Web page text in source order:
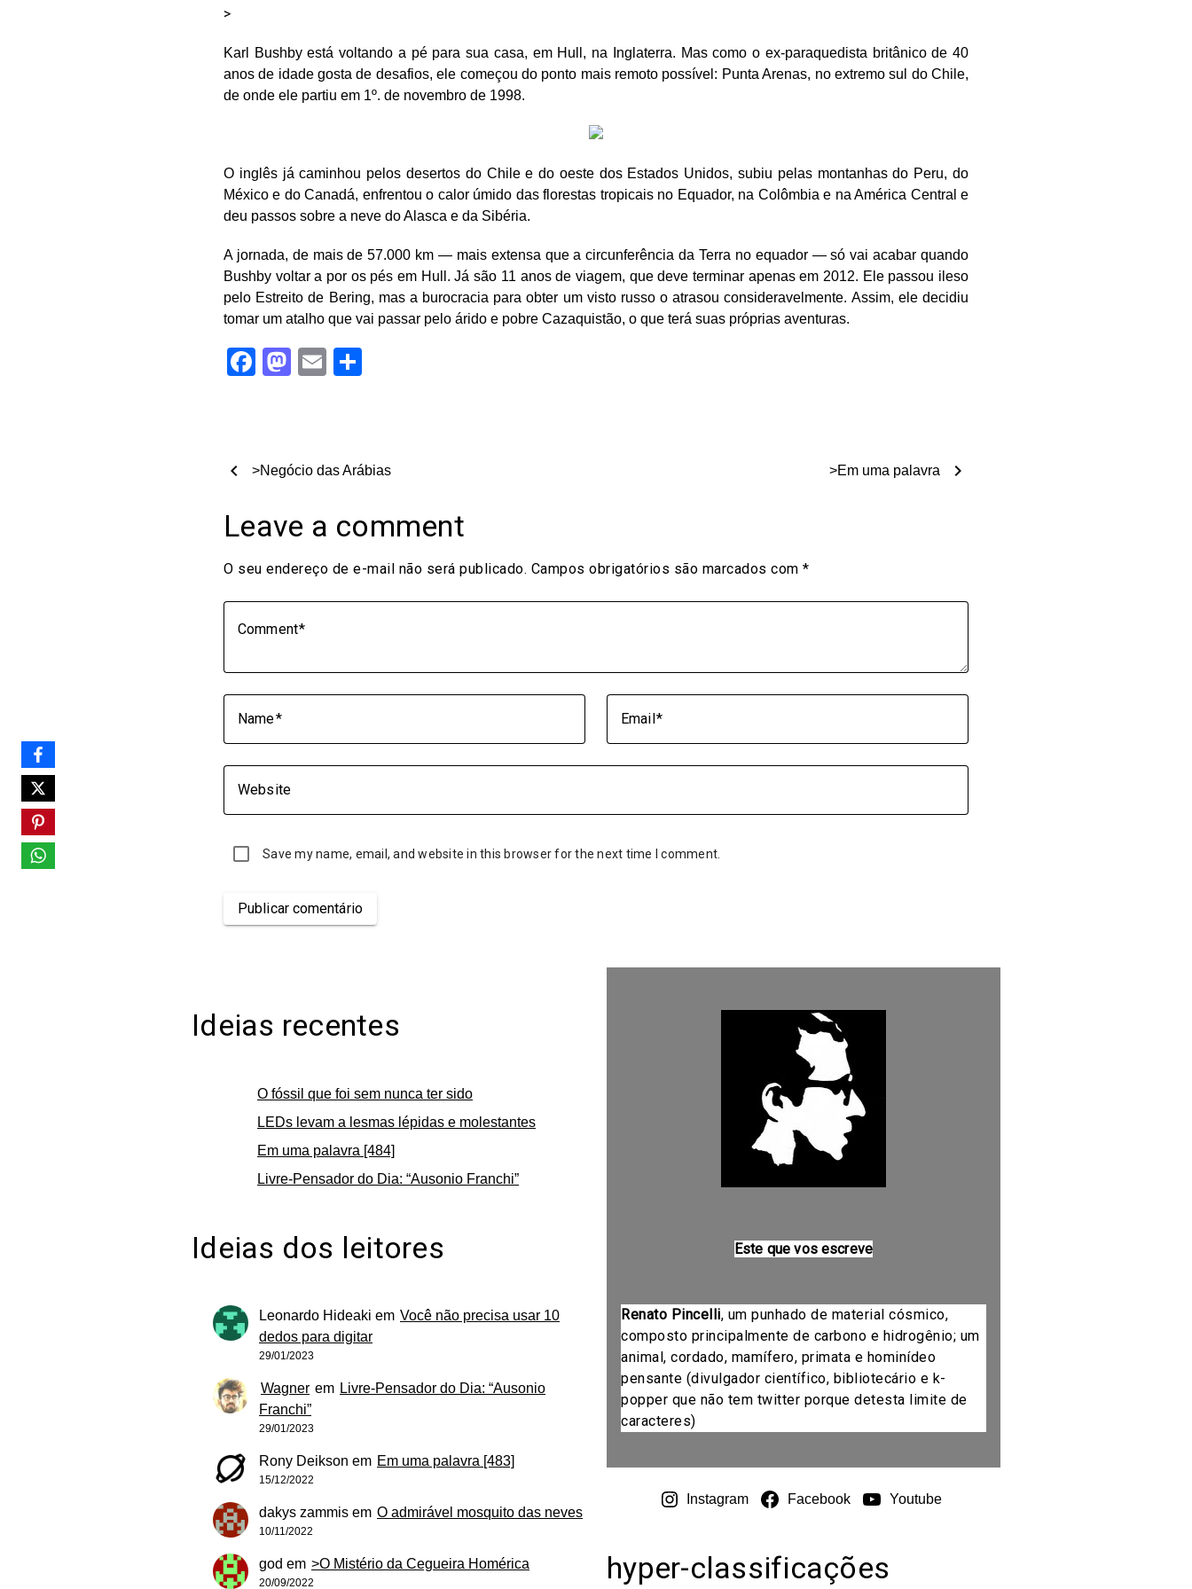
>
Karl Bushby está voltando a pé para sua casa, em Hull, na Inglaterra. Mas como o ex-paraquedista britânico de 40
anos de idade gosta de desafios, ele começou do ponto mais remoto possível: Punta Arenas, no extremo sul do Chile,
de onde ele partiu em 1º. de novembro de 1998.
O inglês já caminhou pelos desertos do Chile e do oeste dos Estados Unidos, subiu pelas montanhas do Peru, do
México e do Canadá, enfrentou o calor úmido das florestas tropicais no Equador, na Colômbia e na América Central e
deu passos sobre a neve do Alasca e da Sibéria.
A jornada, de mais de 57.000 km — mais extensa que a circunferência da Terra no equador — só vai acabar quando
Bushby voltar a por os pés em Hull. Já são 11 anos de viagem, que deve terminar apenas em 2012. Ele passou ileso
pelo Estreito de Bering, mas a burocracia para obter um visto russo o atrasou consideravelmente. Assim, ele decidiu
tomar um atalho que vai passar pelo árido e pobre Cazaquistão, o que terá suas próprias aventuras.
Facebook
Mastodon
Email
chevron_left >Negócio das Arábias >Em uma palavra chevron_right
Leave a comment
O seu endereço de e-mail não será publicado. Campos obrigatórios são marcados com *
Comment
Name Email
Website
Save my name, email, and website in this browser for the next time I comment.
Publicar comentário
Ideias recentes
O fóssil que foi sem nunca ter sido
LEDs levam a lesmas lépidas e molestantes
Em uma palavra [484]
Livre-Pensador do Dia: “Ausonio Franchi”
Ideias dos leitores
Leonardo Hideaki em Você não precisa usar 10
dedos para digitar
29/01/2023
Wagner em Livre-Pensador do Dia: “Ausonio
Franchi”
29/01/2023
Rony Deikson em Em uma palavra [483]
15/12/2022
dakys zammis em O admirável mosquito das neves
10/11/2022
god em >O Mistério da Cegueira Homérica
20/09/2022
Este que vos escreve
Renato Pincelli, um punhado de material cósmico,
composto principalmente de carbono e hidrogênio; um
animal, cordado, mamífero, primata e hominídeo
pensante (divulgador científico, bibliotecário e k-
popper que não tem twitter porque detesta limite de
caracteres)
Instagram Facebook Youtube
hyper-classificações